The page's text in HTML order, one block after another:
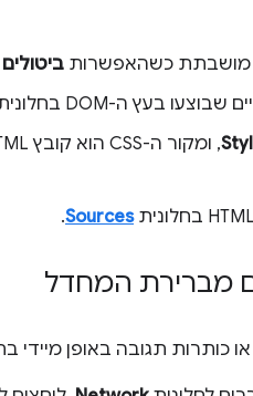
מושבתת כשהאפשרות
Sources
.
מברירת המחדל
כותרות תגובה באופן מיידי